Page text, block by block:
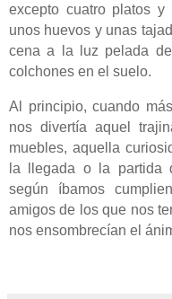
excepto cuatro platos
unos huevos y unas
cena a la luz pelada
colchones en el suelo.
Al principio, cuando
nos divertía aquel
muebles, aquella
la llegada o la partida
según íbamos
amigos de los que nos
nos ensombrecían el